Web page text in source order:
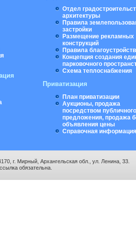
Отдел
архитектуры
Правила
застройки
Размещение рекламных
конструкций
Правила
Концепция создания
парковочного
Схема теплоснабжения
Приватизация
План приватизации
Аукционы, продажа
посредством публичного
предложения, продажа
объявления цены
Справочная информация
г. Мирный, Архангельская обл., ул. Ленина, 33.
обязательна.